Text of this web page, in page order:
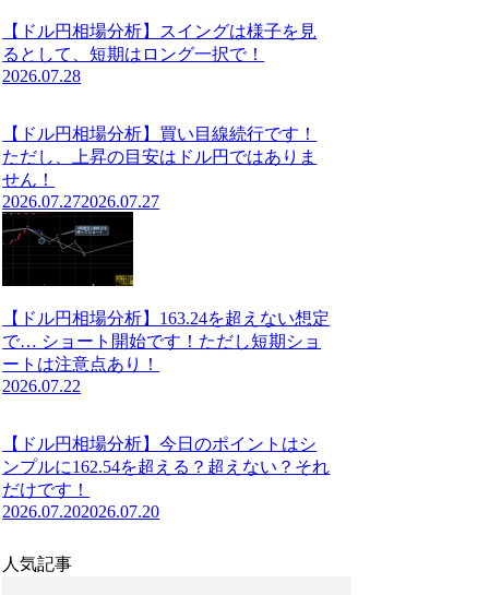
【ドル円相場分析】スイングは様子を見
るとして、短期はロング一択で！
2026.07.28
【ドル円相場分析】買い目線続行です！
ただし、上昇の目安はドル円ではありま
せん！
2026.07.272026.07.27
【ドル円相場分析】163.24を超えない想定
で… ショート開始です！ただし短期ショ
ートは注意点あり！
2026.07.22
【ドル円相場分析】今日のポイントはシ
ンプルに162.54を超える？超えない？それ
だけです！
2026.07.202026.07.20
人気記事